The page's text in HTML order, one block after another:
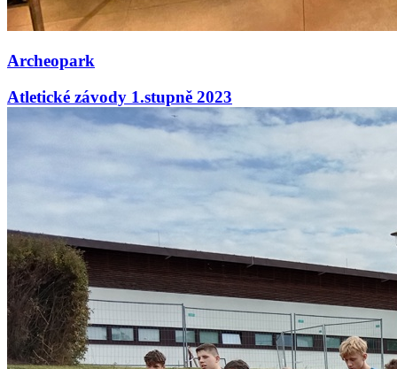
Archeopark
Atletické závody 1.stupně 2023